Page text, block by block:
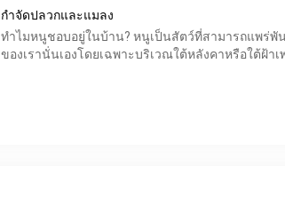
กำจัดปลวกและแมลง
ทำไมหนูชอบอยู่ในบ้าน? หนูเป็นสัตว์ที่สามารถแพร่พั
ของเรานั่นเองโดยเฉพาะบริเวณใต้หลังคาหรือใต้ฝ้าเ